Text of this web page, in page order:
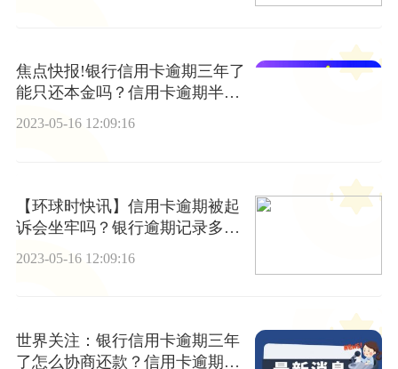
焦点快报!银行信用卡逾期三年了
能只还本金吗？信用卡逾期半年
还清卡还能用吗?
2023-05-16 12:09:16
【环球时快讯】信用卡逾期被起
诉会坐牢吗？银行逾期记录多久
2023-05-16 12:09:16
世界关注：银行信用卡逾期三年
了怎么协商还款？信用卡逾期两